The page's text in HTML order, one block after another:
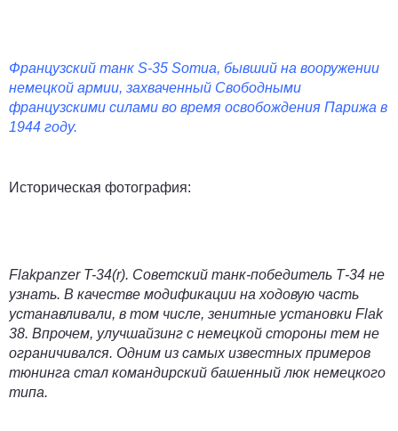
Французский танк S-35 Somua, бывший на вооружении
немецкой армии, захваченный Свободными
французскими силами во время освобождения Парижа в
1944 году.
Историческая фотография:
Flakpanzer T-34(r). Советский танк-победитель Т-34 не
узнать. В качестве модификации на ходовую часть
устанавливали, в том числе, зенитные установки Flak
38. Впрочем, улучшайзинг с немецкой стороны тем не
ограничивался. Одним из самых известных примеров
тюнинга стал командирский башенный люк немецкого
типа.